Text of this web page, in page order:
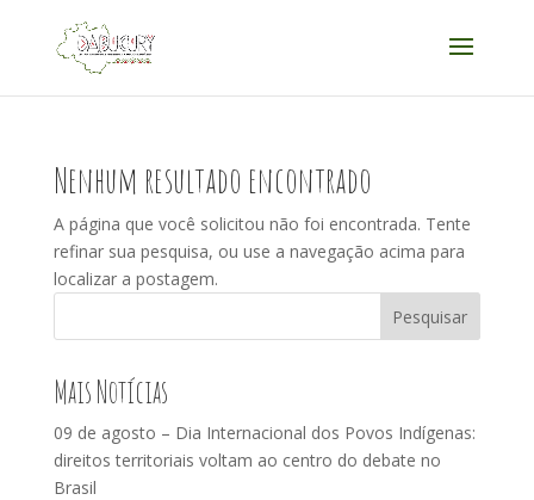
conteúdo
navegação
Nenhum resultado encontrado
A página que você solicitou não foi encontrada. Tente
refinar sua pesquisa, ou use a navegação acima para
localizar a postagem.
Pesquisar
Mais Notícias
09 de agosto – Dia Internacional dos Povos Indígenas:
direitos territoriais voltam ao centro do debate no
Brasil